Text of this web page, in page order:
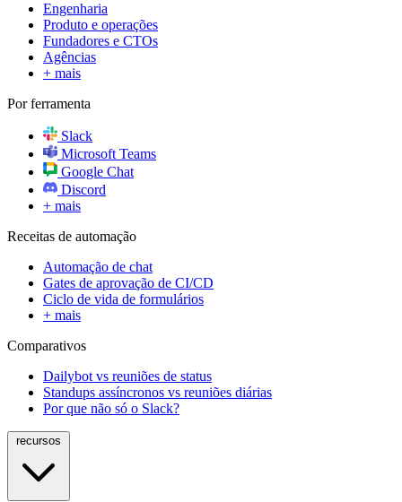
Engenharia
Produto e operações
Fundadores e CTOs
Agências
+ mais
Por ferramenta
Slack
Microsoft Teams
Google Chat
Discord
+ mais
Receitas de automação
Automação de chat
Gates de aprovação de CI/CD
Ciclo de vida de formulários
+ mais
Comparativos
Dailybot vs reuniões de status
Standups assíncronos vs reuniões diárias
Por que não só o Slack?